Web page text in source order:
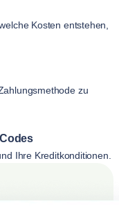
Kosten entstehen,
zu
Ihre Kreditkonditionen.